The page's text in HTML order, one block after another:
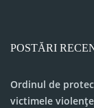
POSTĂRI
Ordinul de
victimele